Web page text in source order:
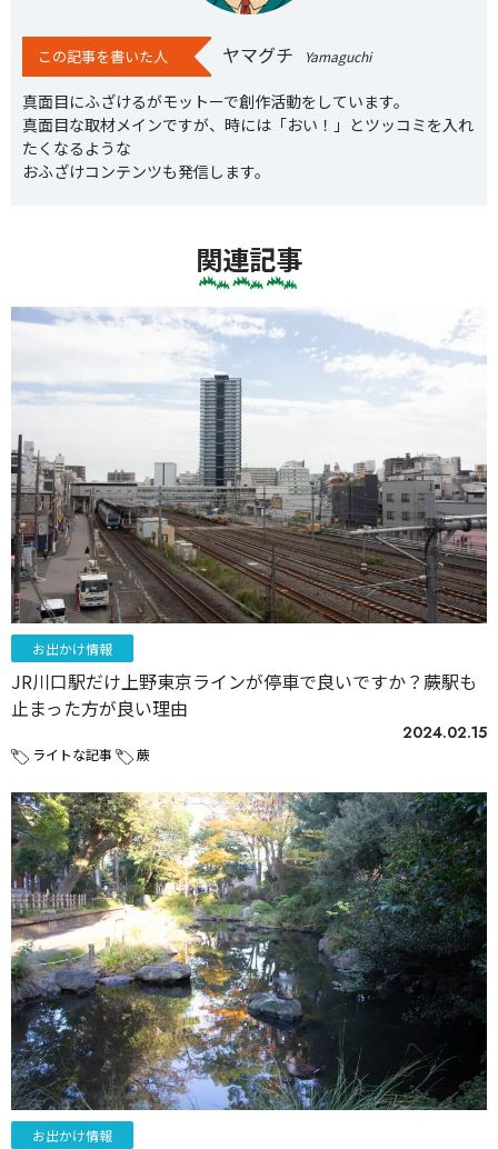
この記事を書いた人 ヤマグチ Yamaguchi
真面目にふざけるがモットーで創作活動をしています。
真面目な取材メインですが、時には「おい！」とツッコミを入れ
たくなるような
おふざけコンテンツも発信します。
関連記事
お出かけ情報
JR川口駅だけ上野東京ラインが停車で良いですか？蕨駅も
止まった方が良い理由
2024.02.15
ライトな記事 蕨
お出かけ情報